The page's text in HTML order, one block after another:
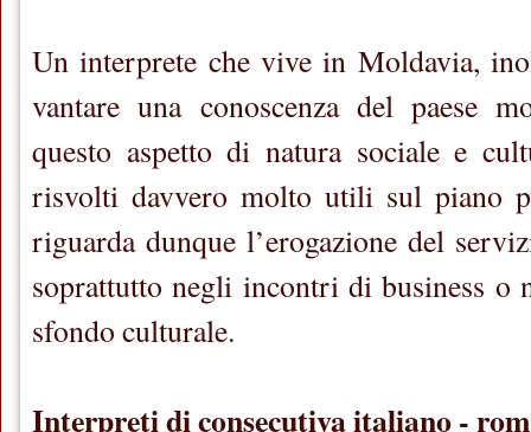
Un interprete che vive in Moldavia,
vantare una conoscenza del paese
questo aspetto di natura sociale e
risvolti davvero molto utili sul piano
riguarda dunque l’erogazione del
soprattutto negli incontri di business o
sfondo culturale.
Interpreti di consecutiva italiano -